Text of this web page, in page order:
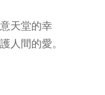
天堂的幸
人間的愛。